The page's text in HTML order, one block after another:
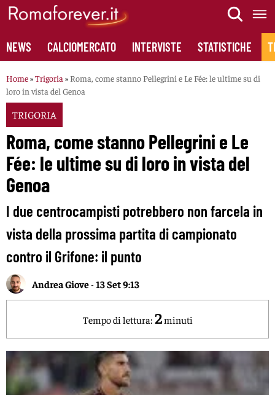
Skip
content
NEWS CALCIOMERCATO INTERVISTE STATISTICHE
Home»Trigoria » Roma, come stanno Pellegrini e Le Fée: le ultime su di
loro in vista del Genoa
TRIGORIA
Roma, come stanno Pellegrini e Le
Fée: le ultime su di loro in vista del
Genoa
I due centrocampisti potrebbero non farcela in
vista della prossima partita di campionato
contro il Grifone: il punto
Andrea Giove-13 Set 9:13
Tempo di lettura: 2minuti